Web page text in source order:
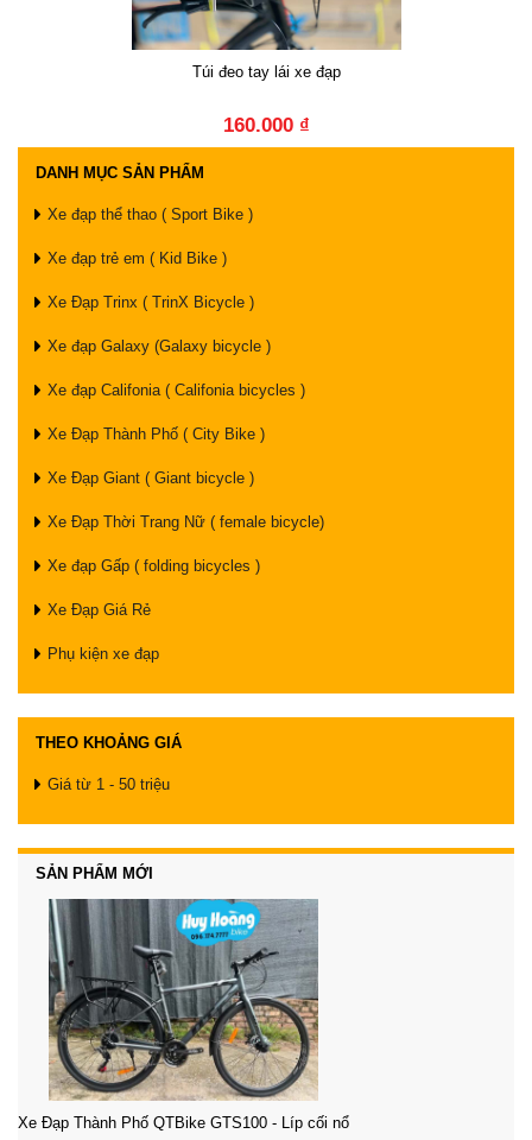
Túi đeo tay lái xe đạp
160.000 ₫
DANH MỤC SẢN PHẨM
Xe đạp thể thao ( Sport Bike )
Xe đạp trẻ em ( Kid Bike )
Xe Đạp Trinx ( TrinX Bicycle )
Xe đạp Galaxy (Galaxy bicycle )
Xe đạp Califonia ( Califonia bicycles )
Xe Đạp Thành Phố ( City Bike )
Xe Đạp Giant ( Giant bicycle )
Xe Đạp Thời Trang Nữ ( female bicycle)
Xe đạp Gấp ( folding bicycles )
Xe Đạp Giá Rẻ
Phụ kiện xe đạp
THEO KHOẢNG GIÁ
Giá từ 1 - 50 triệu
SẢN PHẨM MỚI
Xe Đạp Thành Phố QTBike GTS100 - Líp cối nổ